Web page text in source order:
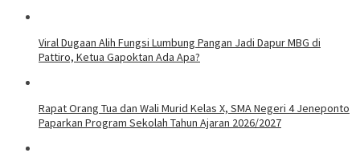
Viral Dugaan Alih Fungsi Lumbung Pangan Jadi Dapur MBG di
Pattiro, Ketua Gapoktan Ada Apa?
Rapat Orang Tua dan Wali Murid Kelas X, SMA Negeri 4 Jeneponto
Paparkan Program Sekolah Tahun Ajaran 2026/2027